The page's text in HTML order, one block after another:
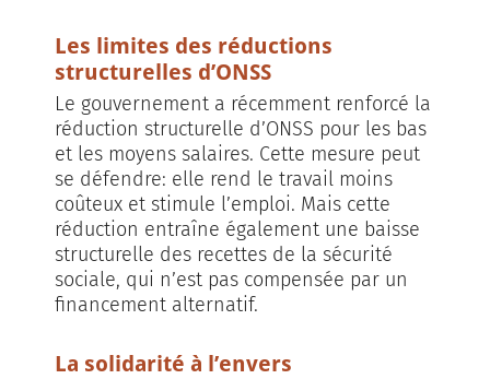
Les limites des réductions
structurelles d’ONSS
Le gouvernement a récemment renforcé la
réduction structurelle d’ONSS pour les bas
et les moyens salaires. Cette mesure peut
se défendre: elle rend le travail moins
coûteux et stimule l’emploi. Mais cette
réduction entraîne également une baisse
structurelle des recettes de la sécurité
sociale, qui n’est pas compensée par un
financement alternatif.
La solidarité à l’envers